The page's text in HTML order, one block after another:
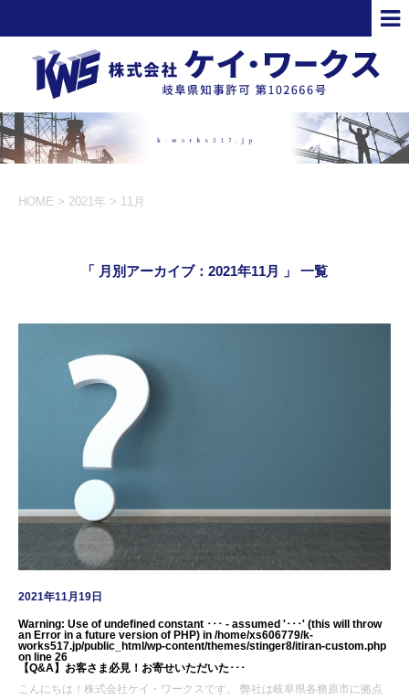
HOME > 2021年 > 11月
「 月別アーカイブ：2021年11月 」 一覧
2021年11月19日
Warning: Use of undefined constant ･･･ - assumed '･･･' (this will throw
an Error in a future version of PHP) in /home/xs606779/k-
works517.jp/public_html/wp-content/themes/stinger8/itiran-custom.php
on line 26
【Q&A】お客さま必見！お寄せいただいた･･･
こんにちは！株式会社ケイ・ワークスです。 弊社は岐阜県各務原市に拠点